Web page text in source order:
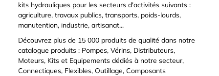
kits hydrauliques pour les secteurs d'activités suivants :
agriculture, travaux publics, transports, poids-lourds,
manutention, industrie, artisanat...
Découvrez plus de 15 000 produits de qualité dans notre
catalogue produits : Pompes, Vérins, Distributeurs,
Moteurs, Kits et Equipements dédiés à notre secteur,
Connectiques, Flexibles, Outillage, Composants